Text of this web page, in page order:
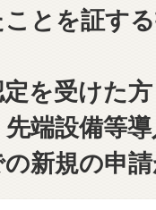
とを証す
定を受けた
端設備等
新規の申